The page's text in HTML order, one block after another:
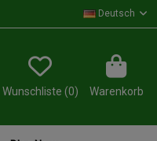
Deutsch
Wunschliste (0) Warenkorb